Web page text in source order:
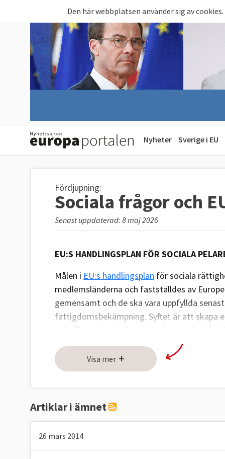
Den här webbplatsen använder sig av cookies.
Nyheter Sverige i EU
Fördjupning:
Sociala frågor och
Senast uppdaterad: 8 maj 2026
EU:S HANDLINGSPLAN FÖR SOCIALA
Målen i EU:s handlingsplan för sociala
medlemsländerna och fastställdes av
gemensamt och de ska vara uppfyllda
fattigdomsbekämpning. Syftet är att skapa
välbefinnande och för en konkurrenskraftig
Sverige har uppfyllt samtliga mål.
1. SYSSELSÄTTNINGSMÅL
EU-ländernas gemensamma mål är att
ha arbete senast 2030. Sverige har sedan
Sysselsättningsgrad, personer 20-64 år
Visa mer +
Artiklar i ämnet
26 mars 2014